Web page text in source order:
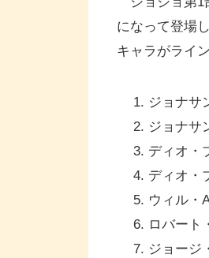
になって登場
キャラがライ
ジョナサ
ジョナサ
ディオ・
ディオ・
ウィル・
ロバート
ジョージ